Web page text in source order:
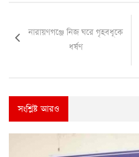
নারায়ণগঞ্জে নিজ ঘরে গৃহবধূকে
ধর্ষণ
সংশ্লিষ্ট আরও